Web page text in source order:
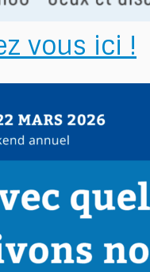
vous ici !